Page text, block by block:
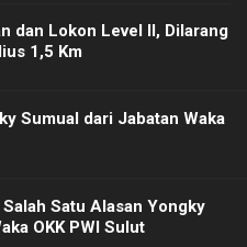
dan Lokon Level II, Dilarang
1,5 Km
Sumual dari Jabatan Waka
Satu Alasan Yongky
OKK PWI Sulut